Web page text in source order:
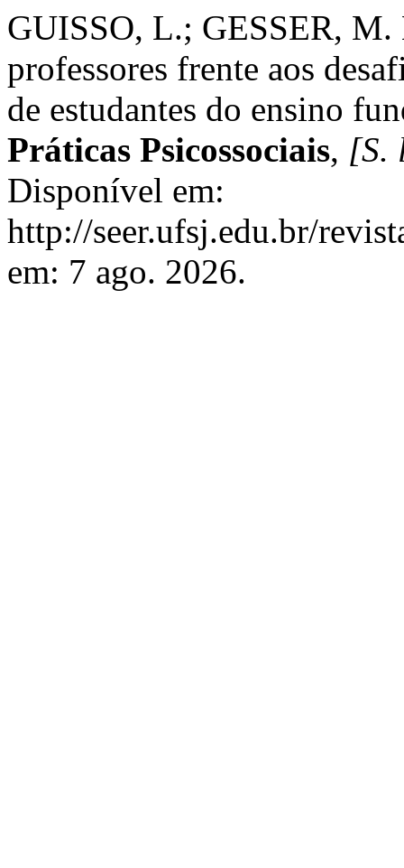
GUISSO, L.; GESSER, M.
professores frente aos
de estudantes do ensino
Práticas Psicossociais, [S.
Disponível em:
http://seer.ufsj.edu.br/
em: 7 ago. 2026.